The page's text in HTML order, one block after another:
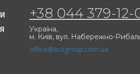
+38 044 379-12-
Україна,
м. Київ, вул. Набережно-
office@ecsgroup.com.ua